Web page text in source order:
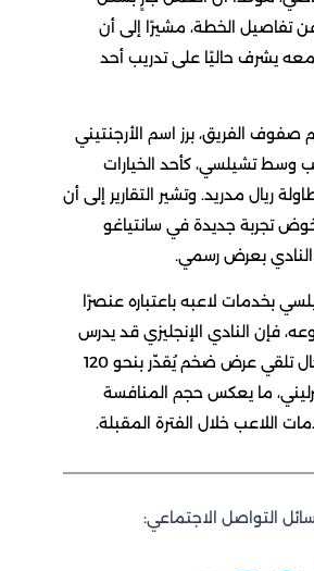
تفاصيل الخطة، مشيرًا إلى أن
يشرف حاليًا على تدريب أحد
الفريق، برز اسم الأرجنتيني
وسط تشيلسي، كأحد الخيارات
ريال مدريد. وتشير التقارير إلى أن
خوض تجربة جديدة في سانتياغو
النادي بعرض رسمي.
بخدمات لاعبه باعتباره عنصرًا
فإن النادي الإنجليزي قد يدرس
فكرة البيع في حال تلقي عرض ضخم يُقدّر بنحو 120
ما يعكس حجم المنافسة
اللاعب خلال الفترة المقبلة.
التواصل الاجتماعي: